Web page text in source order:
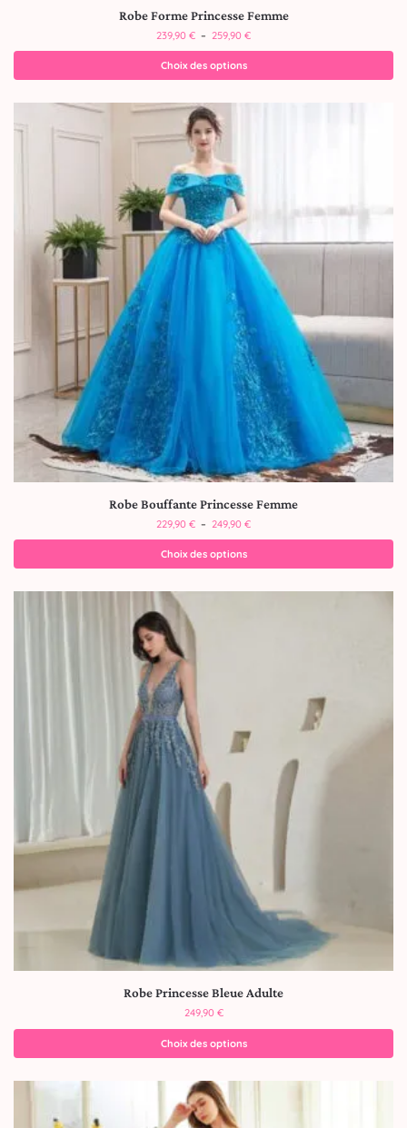
Robe Forme Princesse Femme
239,90 € – 259,90 €
Choix des options
Robe Bouffante Princesse Femme
229,90 € – 249,90 €
Choix des options
Robe Princesse Bleue Adulte
249,90 €
Choix des options